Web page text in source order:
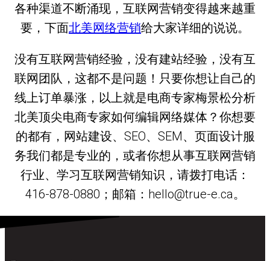
各种渠道不断涌现，互联网营销变得越来越重
要，下面北美网络营销给大家详细的说说。
没有互联网营销经验，没有建站经验，没有互
联网团队，这都不是问题！只要你想让自己的
线上订单暴涨，以上就是电商专家梅景松分析
北美顶尖电商专家如何编辑网络媒体？​你想要
的都有，网站建设、SEO、SEM、页面设计服
务我们都是专业的，或者你想从事互联网营销
行业、学习互联网营销知识，请拨打电话：
416-878-0880；邮箱：hello@true-e.ca。